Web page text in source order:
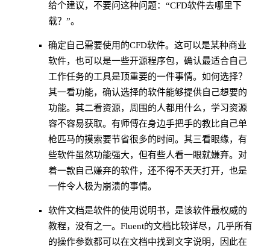
给个建议，不要问这种问题：“CFD软件去哪里下
载？”。
确定自己需要使用的CFD软件。这可以是某种商业
软件，也可以是一些开源程序包，确认最适合自己
工作任务的工具是顶重要的一件事情。如何选择？
其一看功能，确认选择的软件能够提供自己想要的
功能。其二看资源，周围的人都用什么，学习资源
容不容易获取。有师傅在身边手把手的教比自己单
枪匹马的摸索要节省很多的时间。其三看眼缘，有
些软件虽然功能强大，但有些人看一眼就嫌弃。对
着一款自己嫌弃的软件，还不得不天天打开，也是
一件令人极为崩溃的事情。
软件文档是软件的使用说明书，是该软件最权威的
教程，没有之一。Fluent的文档比较详尽，几乎所有
的操作参数都可以在文档中找到文字说明，因此在